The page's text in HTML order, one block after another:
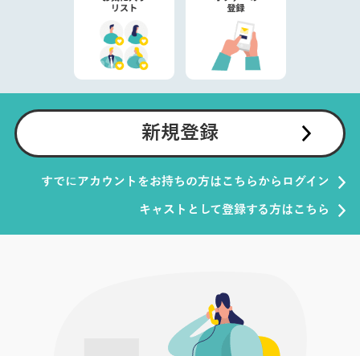
新規登録
すでにアカウントをお持ちの方はこちらからログイン
キャストとして登録する方はこちら